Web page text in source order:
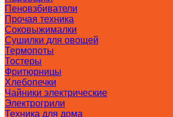
Пеновзбиватели
Прочая техника
Соковыжималки
Сушилки для овощей
Термопоты
Тостеры
Фритюрницы
Хлебопечки
Чайники электрические
Электрогрили
Техника для дома